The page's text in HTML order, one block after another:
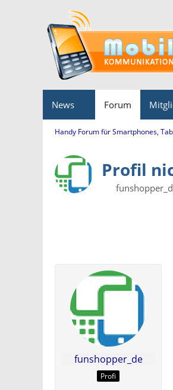
News Forum
Handy Forum für Smartphones,
Profil
funshopper_de
Profi